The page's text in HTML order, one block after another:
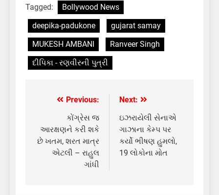
Tagged:
Bollywood News
deepika-padukone
gujarat samay
MUKESH AMBANI
Ranveer Singh
દીપિકા - રણવીરની પુત્રી
Post
navigation
Previous:
કોંગ્રેસ જ
આરક્ષણને કરી શકે
છે ખતમ, શરત માત્ર
એટલી – રાહુલ
ગાંધી
Next:
ઇઝરાયેલી સેનાએ
ગાઝાના કેમ્પ પર
કર્યો ભીષણ હુમલો,
19 લોકોના મોત